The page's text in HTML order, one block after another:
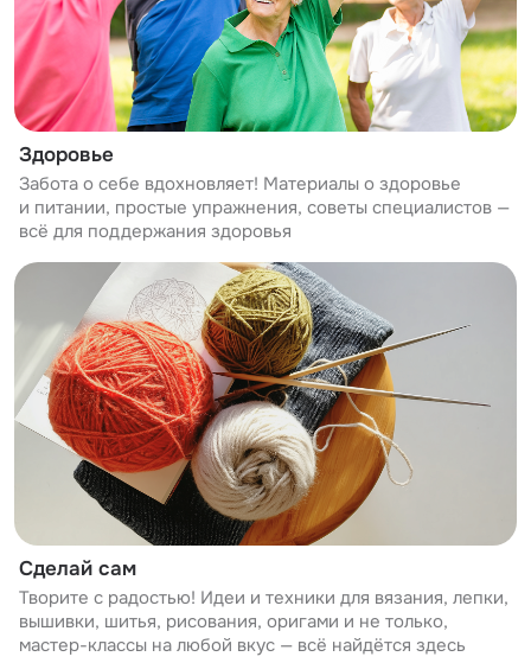
Здоровье
Забота о себе вдохновляет! Материалы о здоровье
и питании, простые упражнения, советы специалистов —
всё для поддержания здоровья
Сделай сам
Творите с радостью! Идеи и техники для вязания, лепки,
вышивки, шитья, рисования, оригами и не только,
мастер-классы на любой вкус — всё найдётся здесь